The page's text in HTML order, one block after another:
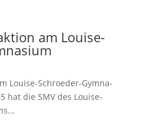
am Louise-
Louise-Schroeder-Gymna­
hat die SMV des Louise-